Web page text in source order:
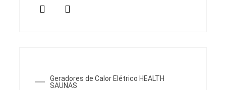
Geradores de Calor Elétrico HEALTH
SAUNAS